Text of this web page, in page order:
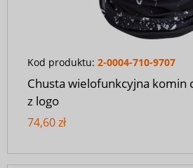
Kod produktu: 2-0004-710-9707
Chusta wielofunkcyjna komin
z logo
74,60 zł